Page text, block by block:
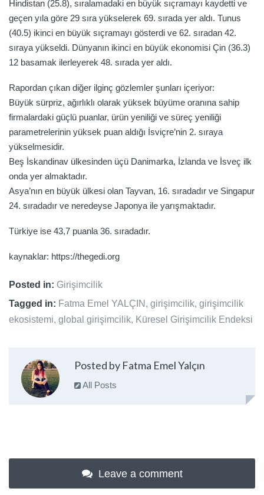
Hindistan (25.8), sıralamadaki en büyük sıçramayı kaydetti ve
geçen yıla göre 29 sıra yükselerek 69. sırada yer aldı. Tunus
(40.5) ikinci en büyük sıçramayı gösterdi ve 62. sıradan 42.
sıraya yükseldi. Dünyanın ikinci en büyük ekonomisi Çin (36.3)
12 basamak ilerleyerek 48. sırada yer aldı.
Rapordan çıkan diğer ilginç gözlemler şunları içeriyor:
Büyük sürpriz, ağırlıklı olarak yüksek büyüme oranına sahip
firmalardaki güçlü puanlar, ürün yeniliği ve süreç yeniliği
parametrelerinin yüksek puan aldığı İsviçre’nin 2. sıraya
yükselmesidir.
Beş İskandinav ülkesinden üçü Danimarka, İzlanda ve İsveç ilk
onda yer almaktadır.
Asya’nın en büyük ülkesi olan Tayvan, 16. sıradadır ve Singapur
24. sıradadır ve neredeyse Japonya ile yarışmaktadır.
Türkiye ise 43,7 puanla 36. sıradadır.
kaynaklar: https://thegedi.org
Posted in: Girişimcilik
Tagged in: Fatma Emel YALÇIN , girişimcilik, girişimcilik
ekosistemi, global girişimcilik, Küresel Girişimcilik Endeksi
Posted by Fatma Emel Yalçın
All Posts
Leave a comment